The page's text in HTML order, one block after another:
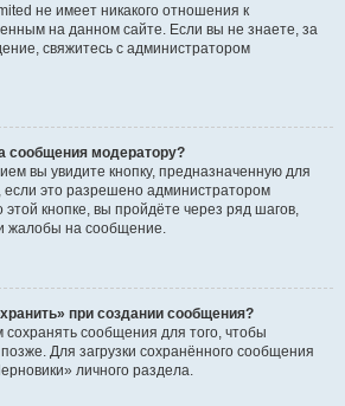
не имеет никакого отношения к
на данном сайте. Если вы не знаете, за
свяжитесь с администратором
сообщения модератору?
вы увидите кнопку, предназначенную для
если это разрешено администратором
кнопке, вы пройдёте через ряд шагов,
жалобы на сообщение.
при создании сообщения?
сохранять сообщения для того, чтобы
Для загрузки сохранённого сообщения
личного раздела.